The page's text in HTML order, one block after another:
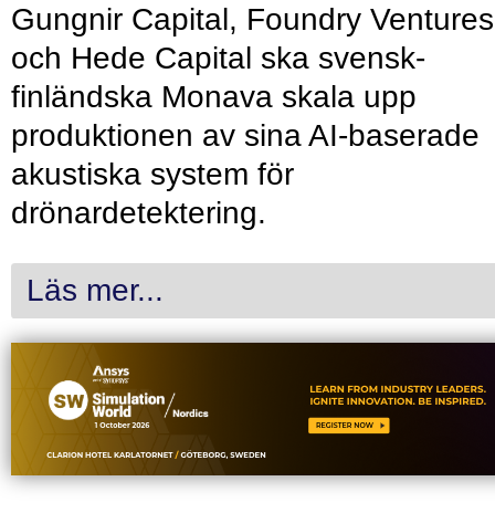
Gungnir Capital, Foundry Ventures
och Hede Capital ska svensk-
finländska Monava skala upp
produktionen av sina AI-baserade
akustiska system för
drönardetektering.
Läs mer...